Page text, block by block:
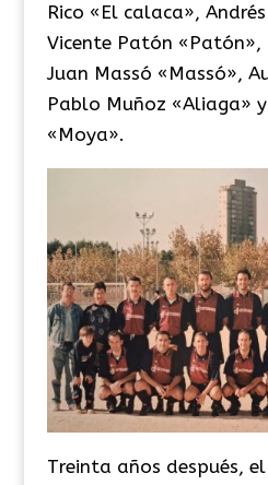
Rico «El calaca»,
Vicente Patón «Patón»,
Juan Massó «Massó»,
Pablo Muñoz «Aliaga»
«Moya».
Treinta años después, el